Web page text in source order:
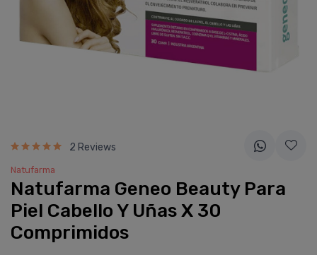
2 Reviews
Natufarma
Natufarma Geneo Beauty Para
Piel Cabello Y Uñas X 30
Comprimidos